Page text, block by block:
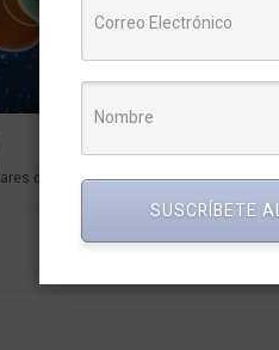
de la historia de los videojuegos.
SUSCRÍBETE